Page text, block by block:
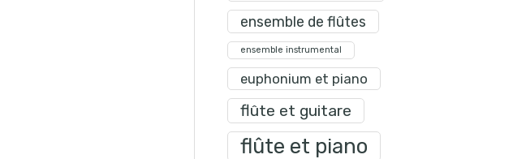
ensemble de flûtes
ensemble instrumental
euphonium et piano
flûte et guitare
flûte et piano